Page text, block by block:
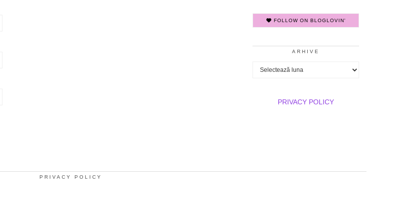
FOLLOW ON BLOGLOVIN'
ARHIVE
Arhive
PRIVACY POLICY
PRIVACY POLICY